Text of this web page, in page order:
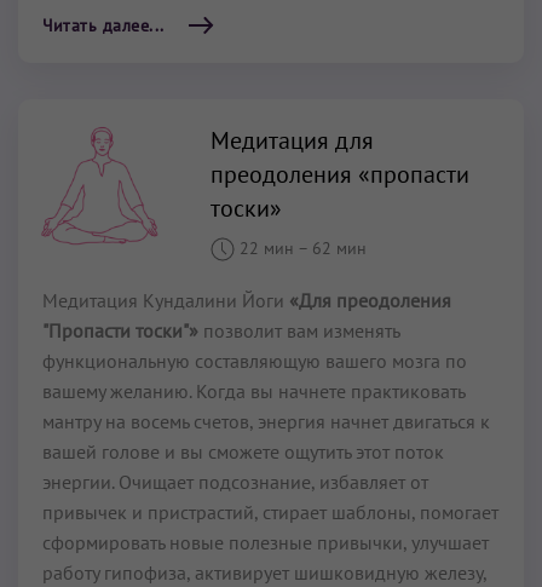
Читать далее...
Медитация для
преодоления «пропасти
тоски»
22 мин – 62 мин
Медитация Кундалини Йоги «Для преодоления
"Пропасти тоски"» позволит вам изменять
функциональную составляющую вашего мозга по
вашему желанию. Когда вы начнете практиковать
мантру на восемь счетов, энергия начнет двигаться к
вашей голове и вы сможете ощутить этот поток
энергии. Очищает подсознание, избавляет от
привычек и пристрастий, стирает шаблоны, помогает
сформировать новые полезные привычки, улучшает
работу гипофиза, активирует шишковидную железу,